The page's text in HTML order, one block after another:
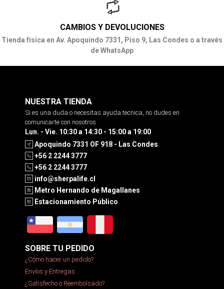
CAMBIOS Y DEVOLUCIONES
Tienda física en Av. Apoquindo 7331, Piso 9, Las Condes o a través
de WhatsApp
NUESTRA TIENDA
Si es una duda o necesitas ayuda tecnica, no dudes en
comunicarte con nosotros
Lun. - Vie. 10:30 a 14:30 - 15:00 a 19:00
Apoquindo 7331 OF 918 - Las Condes
+56 2 2244 3777
+56 2 2244 3777
info@sherpalife.cl
Metro Hernando de Magallanes
Estacionamiento Público
SOBRE TU PEDIDO
¿Cómo hacer un pedido?
Envíos y Entregas
¿Satisfecho o Reembolsado?